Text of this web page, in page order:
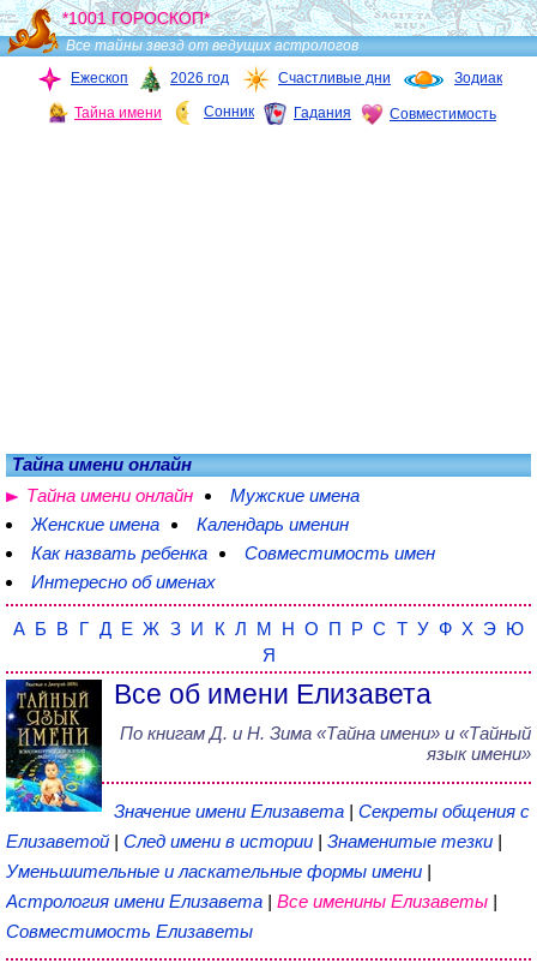
*1001 ГОРОСКОП*
Все тайны звезд от ведущих астрологов
Ежескоп
2026 год Счастливые дни Зодиак
Тайна имени Сонник Гадания Совместимость
Тайна имени онлайн
Тайна имени онлайн
Мужские имена
Женские имена
Календарь именин
Как назвать ребенка
Совместимость имен
Интересно об именах
А Б В Г Д Е Ж З И К Л М Н О П Р С Т У Ф Х Э Ю
Я
Все об имени Елизавета
По книгам Д. и Н. Зима «Тайна имени» и «Тайный
язык имени»
Значение имени Елизавета | Секреты общения с
Елизаветой | След имени в истории | Знаменитые тезки |
Уменьшительные и ласкательные формы имени |
Астрология имени Елизавета | Все именины Елизаветы |
Совместимость Елизаветы